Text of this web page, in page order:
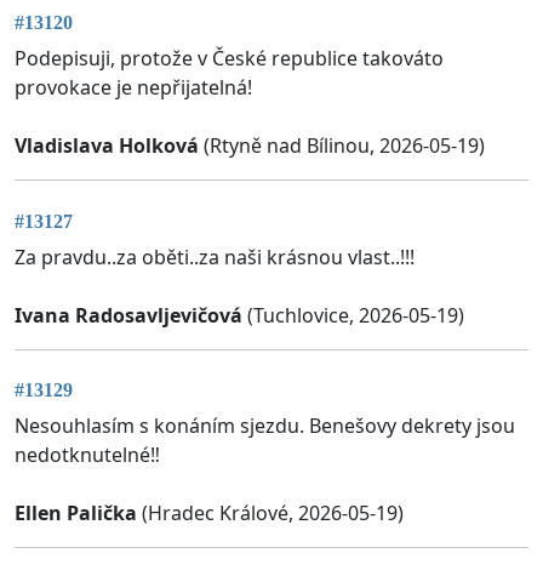
#13120
Podepisuji, protože v České republice takováto
provokace je nepřijatelná!
Vladislava Holková (Rtyně nad Bílinou, 2026-05-19)
#13127
Za pravdu..za oběti..za naši krásnou vlast..!!!
Ivana Radosavljevičová (Tuchlovice, 2026-05-19)
#13129
Nesouhlasím s konáním sjezdu. Benešovy dekrety jsou
nedotknutelné‼️
Ellen Palička (Hradec Králové, 2026-05-19)